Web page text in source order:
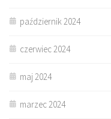
październik 2024
czerwiec 2024
maj 2024
marzec 2024